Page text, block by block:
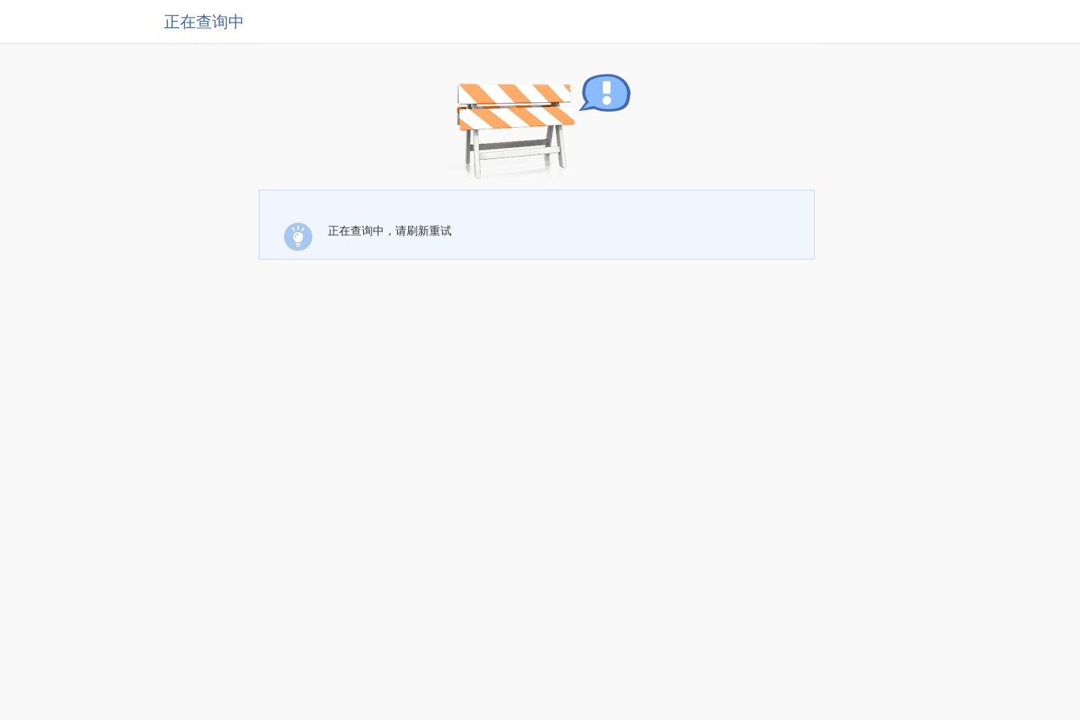
正在查询中
正在查询中，请刷新重试